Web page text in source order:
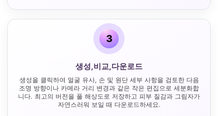
3
생성,비교,다운로드
생성을 클릭하여 얼굴 유사, 손 및 원단 세부 사항을 검토한 다음
조명 방향이나 카메라 거리 변경과 같은 작은 편집으로 세분화합
니다. 최고의 버전을 풀 해상도로 저장하고 피부 질감과 그림자가
자연스러워 보일 때 다운로드하세요.